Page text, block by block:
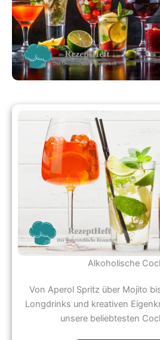
Alkoholische
Von Aperol Spritz über Mojito
Longdrinks und kreativen
unsere beliebtesten